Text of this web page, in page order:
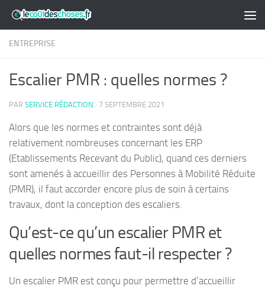
Skip to content
ENTREPRISE
Escalier PMR : quelles normes ?
PAR SERVICE RÉDACTION · 7 SEPTEMBRE 2021
Alors que les normes et contraintes sont déjà
relativement nombreuses concernant les ERP
(Etablissements Recevant du Public), quand ces derniers
sont amenés à accueillir des Personnes à Mobilité Réduite
(PMR), il faut accorder encore plus de soin à certains
travaux, dont la conception des escaliers.
Qu’est-ce qu’un escalier PMR et
quelles normes faut-il respecter ?
Un escalier PMR est conçu pour permettre d’accueillir